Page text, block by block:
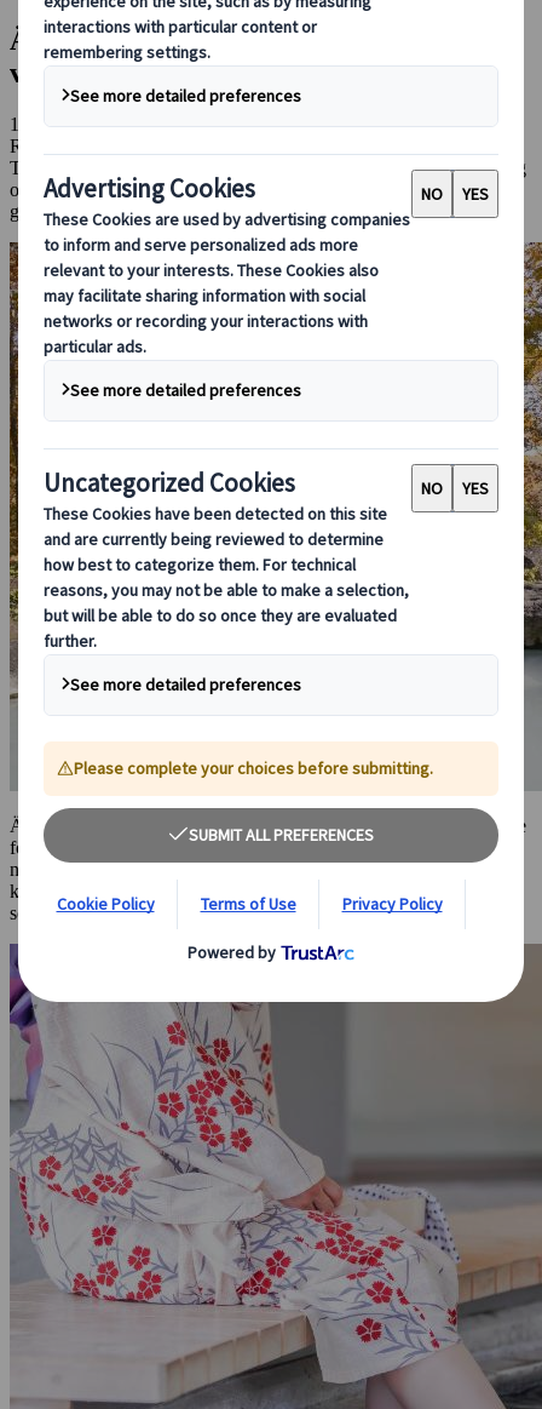
Är du tatuerad? Hur man njuter av de
varma källorna i Japan
12 dec 2024
Redaktörens val
Tatueringar har länge varit tabubelagda i Japan, på grund av en lång
och komplicerad historia med kriminella kretsar. Men med några
goda råd till hands finns det inget du inte kan göra!
Även om det inte är förbjudet kommer vissa platser att vägra inträde
för personer med tatueringar. Men det ska inte hindra dig från att
njuta av en av de bästa delarna av den japanska kulturen: varma
källor! Vi har sammanställt dina alternativ när du besöker
som tatuerad person. Är du redo att njuta av det?